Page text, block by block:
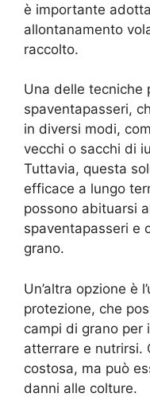
è importante
allontanamento
raccolto.
Una delle tecniche
spaventapasseri,
in diversi modi,
vecchi o sacchi di
Tuttavia, questa
efficace a lungo
possono abituarsi
spaventapasseri e
grano.
Un’altra opzione è
protezione, che
campi di grano per
atterrare e nutrirsi.
costosa, ma può
danni alle colture.